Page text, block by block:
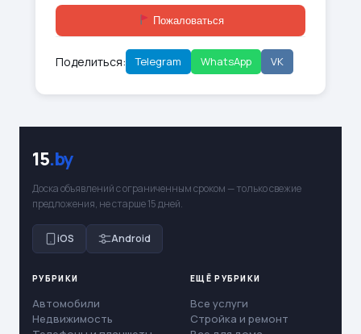
Пожаловаться
Поделиться: Telegram WhatsApp VK
15.by
Доска объявлений с ограниченным сроком — только свежие
предложения, не старше 15 дней.
iOS Android
РУБРИКИ
Автомобили
Недвижимость
ЕЩЁ РУБРИКИ
Все услуги
Стройка и ремонт